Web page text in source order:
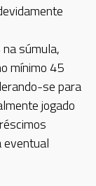
súmula,
mínimo 45
se para
jogado
eventual